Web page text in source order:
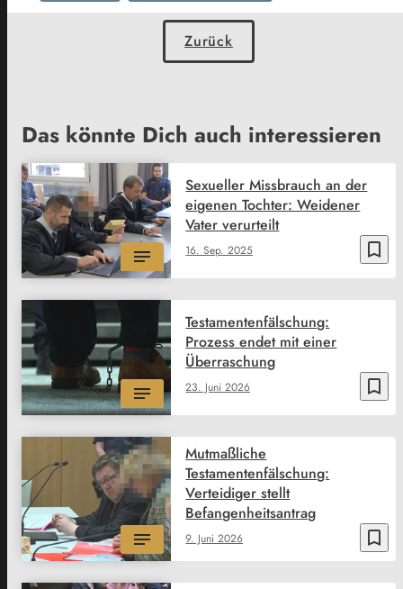
Zurück
Das könnte Dich auch interessieren
bookmark_border
16. Sep. 2025
Sexueller Missbrauch an der
eigenen Tochter: Weidener
Vater verurteilt
bookmark_border
23. Juni 2026
Testamentenfälschung:
Prozess endet mit einer
Überraschung
bookmark_border
9. Juni 2026
Mutmaßliche
Testamentenfälschung:
Verteidiger stellt
Befangenheitsantrag